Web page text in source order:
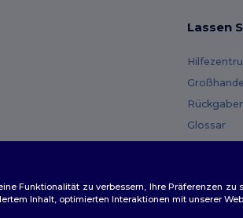
Lassen
Glossar
Funktionalität zu verbessern, Ihre Präferenzen
Inhalt, optimierten Interaktionen mit unserer